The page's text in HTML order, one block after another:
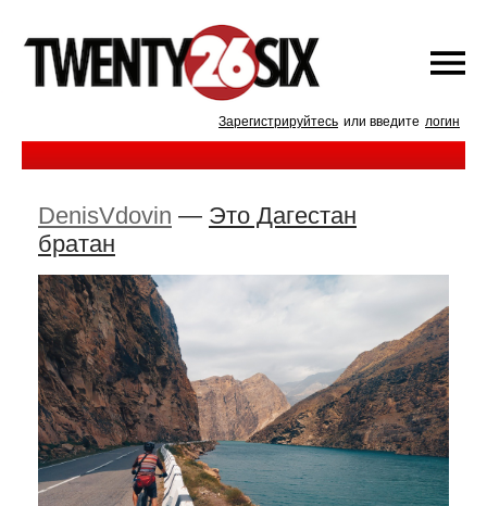
Зарегистрируйтесь или введите логин
DenisVdovin — Это Дагестан
братан